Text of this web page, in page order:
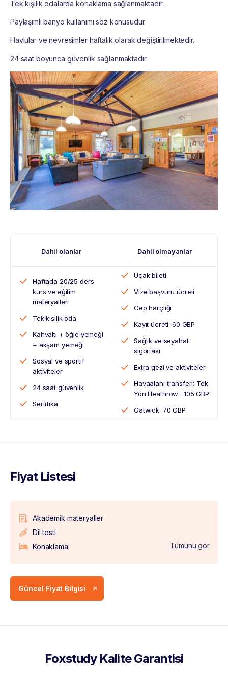
Tek kişilik odalarda konaklama sağlanmaktadır.
Paylaşımlı banyo kullanımı söz konusudur.
Havlular ve nevresimler haftalık olarak değiştirilmektedir.
24 saat boyunca güvenlik sağlanmaktadır.
Dahil olanlar Dahil olmayanlar
Haftada 20/25 ders
kurs ve eğitim
materyalleri
Tek kişilik oda
Kahvaltı + öğle yemeği
+ akşam yemeği
Sosyal ve sportif
aktiviteler
24 saat güvenlik
Sertifika
Uçak bileti
Vize başvuru ücreti
Cep harçlığı
Kayıt ücreti: 60 GBP
Sağlık ve seyahat
sigortası
Extra gezi ve aktiviteler
Havaalanı transferi: Tek
Yön Heathrow : 105 GBP
Gatwick: 70 GBP
Fiyat Listesi
Akademik materyaller
Dil testi
Konaklama
Tümünü gör
Güncel Fiyat Bilgisi
Foxstudy Kalite Garantisi